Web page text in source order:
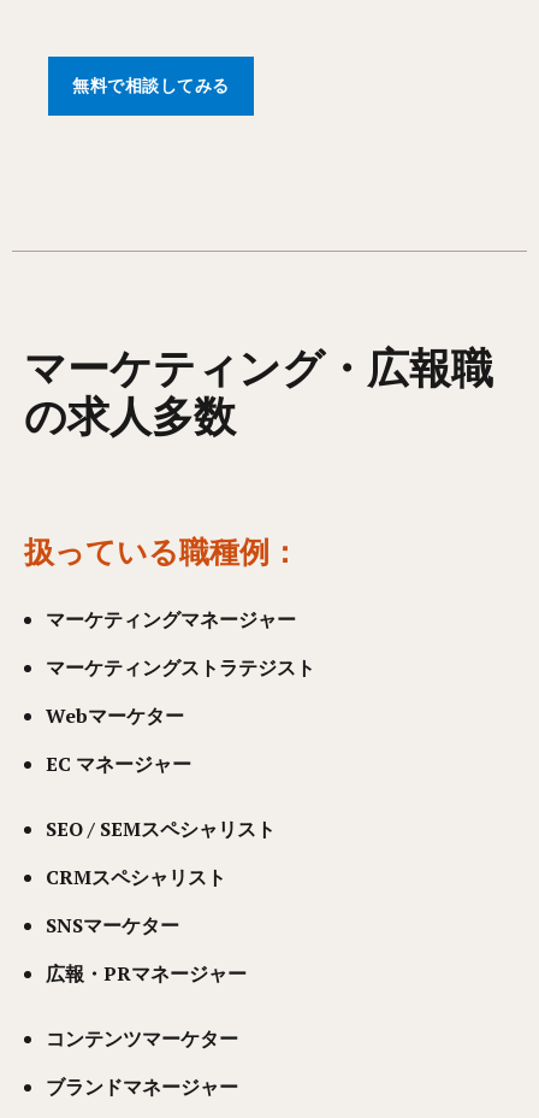
無料で相談してみる
マーケティング・広報職
の求人多数
扱っている職種例：
マーケティングマネージャー
マーケティングストラテジスト
Webマーケター
EC マネージャー
SEO / SEMスペシャリスト
CRMスペシャリスト
SNSマーケター
広報・PRマネージャー
コンテンツマーケター
ブランドマネージャー